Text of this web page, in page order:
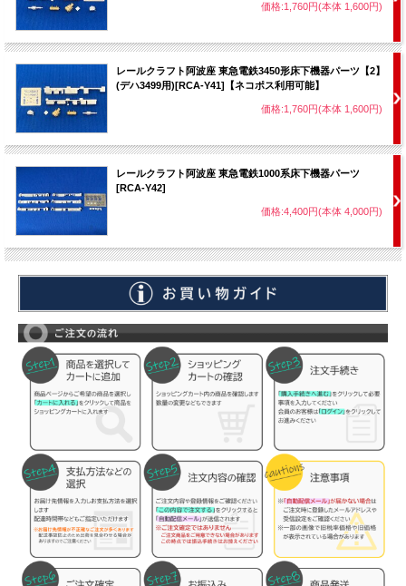
価格:1,760円(本体 1,600円)
レールクラフト阿波座 東急電鉄3450形床下機器パーツ【2】
(デハ3499用)[RCA-Y41]【ネコポス利用可能】
価格:1,760円(本体 1,600円)
レールクラフト阿波座 東急電鉄1000系床下機器パーツ
[RCA-Y42]
価格:4,400円(本体 4,000円)